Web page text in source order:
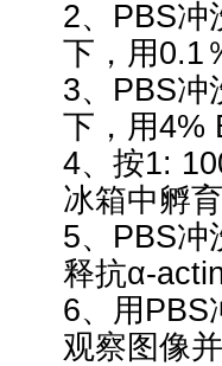
2、PBS
下，用0.1
3、PBS冲
下，用4%
4、按1:
冰箱中孵
5、PBS冲
释抗α-
6、用PBS
观察图像